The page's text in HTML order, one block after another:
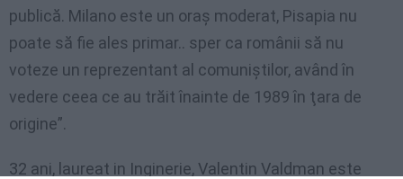
publică. Milano este un oraş moderat, Pisapia nu
poate să fie ales primar.. sper ca românii să nu
voteze un reprezentant al comuniştilor, având în
vedere ceea ce au trăit înainte de 1989 în ţara de
origine”.
32 ani, laureat in Inginerie, Valentin Valdman este